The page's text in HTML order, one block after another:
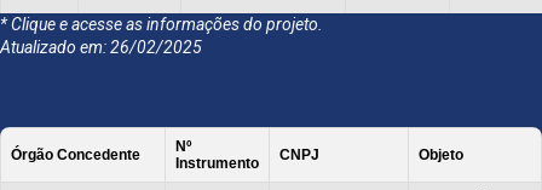
Dezembro
2023
GIOVANI
CHERINI
MINISTERIO DA
SAUDE
* Clique e acesse as informações do projeto.
Atualizado em: 26/02/2025
Órgão Concedente
Nº
Instrumento
CNPJ Objeto